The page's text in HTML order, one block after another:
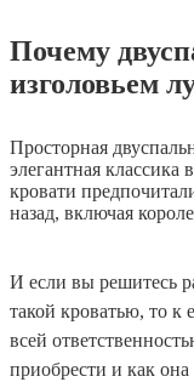
Почему
изголовьем
Просторная
элегантная
кровати
назад, включая
И если вы решитесь
такой кроватью, то к
всей
приобрести и как